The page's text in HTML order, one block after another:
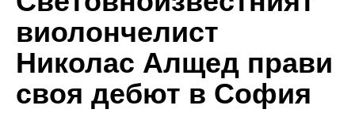
виолончелист
Николас Алщед прави
своя дебют в София